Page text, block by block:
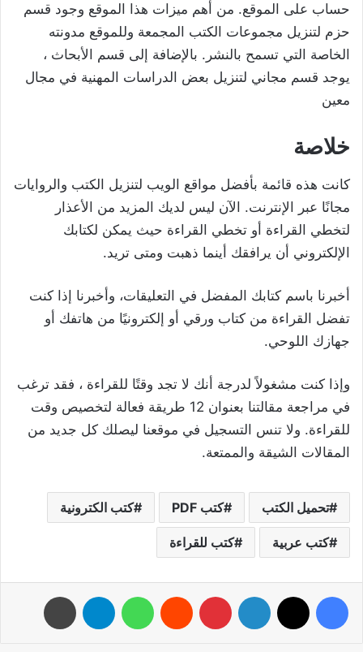
حساب على الموقع. من أهم ميزات هذا الموقع وجود قسم
حزم لتنزيل مجموعات الكتب المجمعة وللموقع مدونته
الخاصة التي تسمح بالنشر. بالإضافة إلى قسم الأبحاث ،
يوجد قسم مجاني لتنزيل بعض الدراسات المهنية في مجال
معين
خلاصة
كانت هذه قائمة بأفضل مواقع الويب لتنزيل الكتب والروايات
مجانًا عبر الإنترنت. الآن ليس لديك المزيد من الأعذار
لتخطي القراءة أو تخطي القراءة حيث يمكن لكتابك
الإلكتروني أن يرافقك أينما ذهبت ومتى تريد.
أخبرنا باسم كتابك المفضل في التعليقات، وأخبرنا إذا كنت
تفضل القراءة من كتاب ورقي أو إلكترونيًا من هاتفك أو
جهازك اللوحي.
وإذا كنت مشغولاً لدرجة أنك لا تجد وقتًا للقراءة ، فقد ترغب
في مراجعة مقالتنا بعنوان 12 طريقة فعالة لتخصيص وقت
للقراءة. ولا تنس التسجيل في موقعنا ليصلك كل جديد من
المقالات الشيقة والممتعة.
تحميل الكتب كتب PDF كتب الكترونية
كتب عربية كتب للقراءة
فيسبوك لينكدإن بينتيريست واتساب تيلقرام